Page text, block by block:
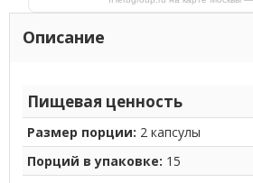
Описание
Пищевая ценность
Размер порции: 2 капсулы
Порций в упаковке: 15